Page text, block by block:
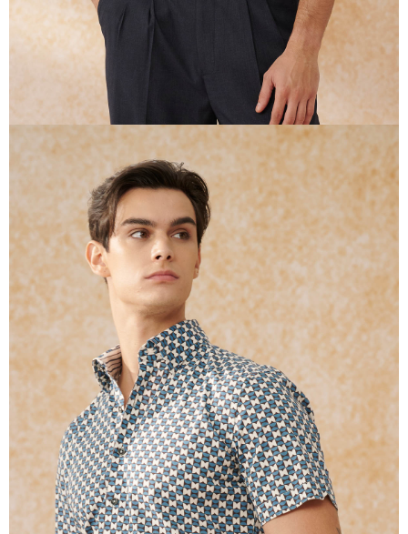
3. Pada masa ini hanya tersedia untuk ahli Taiwan.
Ketiga, Syarat Perkhidmatan
Perkhidmatan AFTEE Beli Sekarang Bayar Kemudian disediakan oleh NP
Taiwan, Inc. dan AFTEE akan membuat bil kepada pengguna. AFTEE
akan menggunakan data peribadi yang dikumpul (termasuk nama
pembeli, no. telefon, nama penerima, no. telefon, alamat penerima) untuk
penggunaan perkhidmatan. Sila rujuk kepada "Penyata Pengumpulan
Data Peribadi, Pemprosesan, Penggunaan"
(https://aftee.tw/privacypolicy/
) untuk maklumat lanjut.
Jumlah yang diperakui untuk pengguna kali pertama yang lulus
kelulusan boleh sehingga NT$10,000. Jika pengguna tidak membuat
pembayaran dalam tempoh tersebut, yuran pembayaran lewat sebanyak
20% setahun akan dikenakan. Pengguna bawah umur dikehendaki
mendapatkan kebenaran daripada ibu bapa atau penjaga yang sah
untuk menggunakan AFTEE.
Sila hubungi NP Taiwan Inc. dics_tw@netprotections.co.jp
jika anda
mempunyai sebarang kebimbangan mengenai pemprosesan dan
penggunaan pada data peribadi. Jika anda tidak bersetuju dengan data
peribadi yang disenaraikan seperti di atas akan dikumpul dan digunakan
oleh AFTEE, sila jangan gunakan perkhidmatan ini.